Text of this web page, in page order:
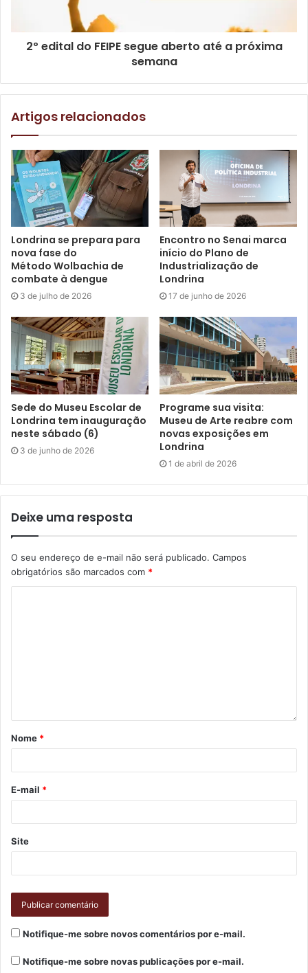
de vida do Aedes e larvário. Haverá ainda entrega de
panfletos e divulgação com banners e cartazes. O trabalho
será desenvolvido a partir das 8h30, e o COU fica no
com o setor de Mobilização Social da SMS, pelo telefone
3372-9427.
Gostei
Etiquetas Aedes aegypti Dengue
Endemias
Mobilização Social
2º edital do FEIPE segue aberto até a próxima
semana
Artigos relacionados
Londrina se prepara para
nova fase do
Método Wolbachia de
combate à dengue
3 de julho de 2026
Encontro no Senai marca
início do Plano de
Industrialização de
Londrina
17 de junho de 2026
Sede do Museu Escolar de
Londrina tem inauguração
neste sábado (6)
3 de junho de 2026
Programe sua visita:
Museu de Arte reabre com
novas exposições em
Londrina
1 de abril de 2026
Deixe uma resposta
O seu endereço de e-mail não será publicado. Campos
obrigatórios são marcados com *
Nome *
E-mail *
Site
Notifique-me sobre novos comentários por e-mail.
Notifique-me sobre novas publicações por e-mail.